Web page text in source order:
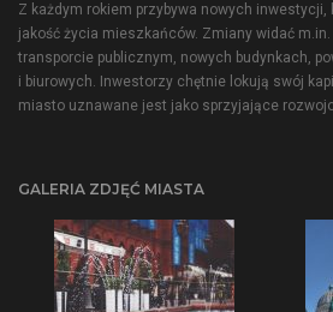
Z każdym rokiem przybywa nowych
jakość życia mieszkańców. Zmiany widać
transporcie publicznym, nowych budynkach,
i biurowych. Inwestorzy chętnie lokują swój
miasto uznawane jest jako sprzyjające
GALERIA ZDJĘĆ MIASTA